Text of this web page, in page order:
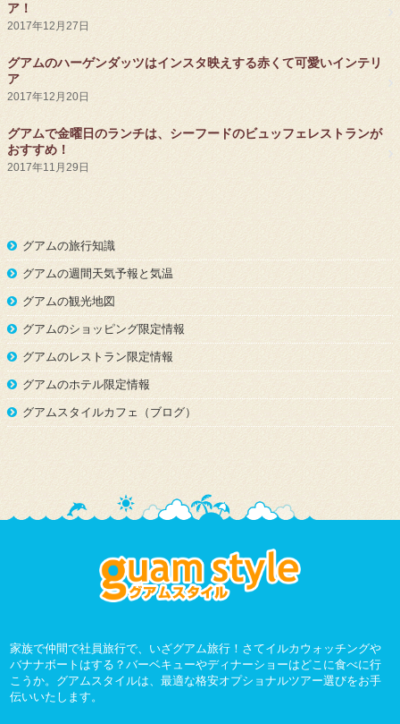
ア！
2017年12月27日
グアムのハーゲンダッツはインスタ映えする赤くて可愛いインテリ
ア
2017年12月20日
グアムで金曜日のランチは、シーフードのビュッフェレストランが
おすすめ！
2017年11月29日
グアムの旅行知識
グアムの週間天気予報と気温
グアムの観光地図
グアムのショッピング限定情報
グアムのレストラン限定情報
グアムのホテル限定情報
グアムスタイルカフェ（ブログ）
家族で仲間で社員旅行で、いざグアム旅行！さてイルカウォッチングや
バナナボートはする？バーベキューやディナーショーはどこに食べに行
こうか。グアムスタイルは、最適な格安オプショナルツアー選びをお手
伝いいたします。